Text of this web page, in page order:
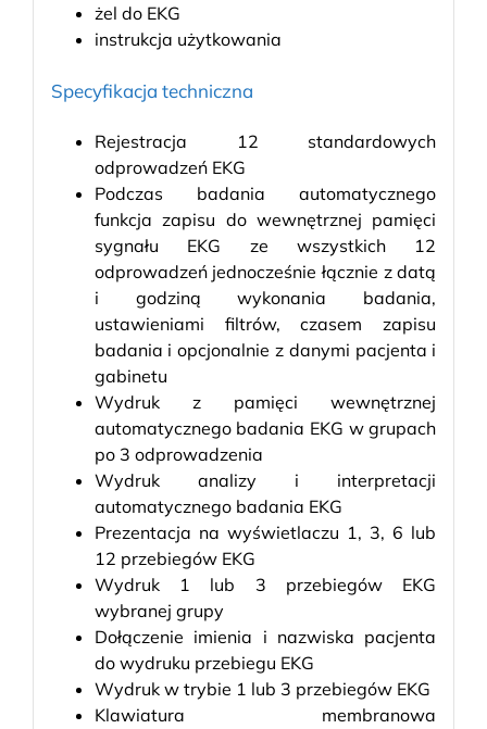
żel do EKG
instrukcja użytkowania
Specyfikacja techniczna
Rejestracja 12 standardowych
odprowadzeń EKG
Podczas badania automatycznego
funkcja zapisu do wewnętrznej pamięci
sygnału EKG ze wszystkich 12
odprowadzeń jednocześnie łącznie z datą
i godziną wykonania badania,
ustawieniami filtrów, czasem zapisu
badania i opcjonalnie z danymi pacjenta i
gabinetu
Wydruk z pamięci wewnętrznej
automatycznego badania EKG w grupach
po 3 odprowadzenia
Wydruk analizy i interpretacji
automatycznego badania EKG
Prezentacja na wyświetlaczu 1, 3, 6 lub
12 przebiegów EKG
Wydruk 1 lub 3 przebiegów EKG
wybranej grupy
Dołączenie imienia i nazwiska pacjenta
do wydruku przebiegu EKG
Wydruk w trybie 1 lub 3 przebiegów EKG
Klawiatura membranowa